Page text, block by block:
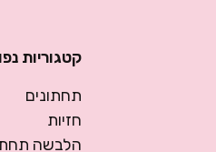
קטגוריות
תחתונים
חזיות
הלבשה